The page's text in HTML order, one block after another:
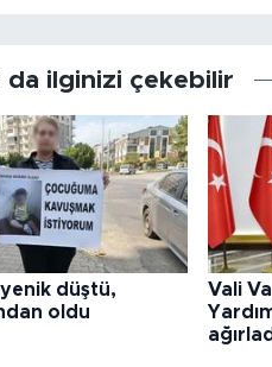
da ilginizi çekebilir
düştü,
oldu
Vali